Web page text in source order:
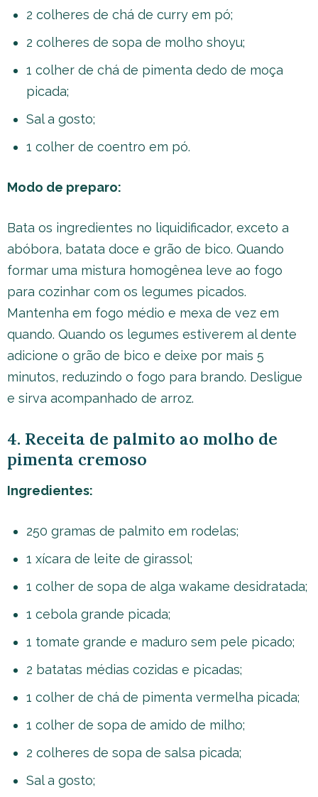
2 colheres de chá de curry em pó;
2 colheres de sopa de molho shoyu;
1 colher de chá de pimenta dedo de moça
picada;
Sal a gosto;
1 colher de coentro em pó.
Modo de preparo:
Bata os ingredientes no liquidificador, exceto a
abóbora, batata doce e grão de bico. Quando
formar uma mistura homogênea leve ao fogo
para cozinhar com os legumes picados.
Mantenha em fogo médio e mexa de vez em
quando. Quando os legumes estiverem al dente
adicione o grão de bico e deixe por mais 5
minutos, reduzindo o fogo para brando. Desligue
e sirva acompanhado de arroz.
4. Receita de palmito ao molho de
pimenta cremoso
Ingredientes:
250 gramas de palmito em rodelas;
1 xícara de leite de girassol;
1 colher de sopa de alga wakame desidratada;
1 cebola grande picada;
1 tomate grande e maduro sem pele picado;
2 batatas médias cozidas e picadas;
1 colher de chá de pimenta vermelha picada;
1 colher de sopa de amido de milho;
2 colheres de sopa de salsa picada;
Sal a gosto;